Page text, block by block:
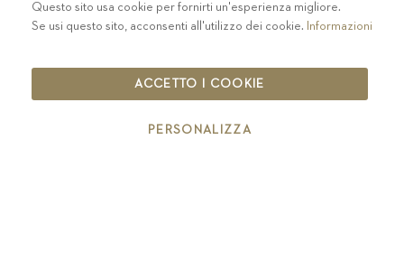
PRIVACY-COLOPHON - COOKIE POLICY
CODICE ETICO
IT00126670215
Questo sito usa cookie per fornirti un'esperienza migliore.
Se usi questo sito, acconsenti all'utilizzo dei cookie. Informazioni
ACCETTO I COOKIE
PERSONALIZZA